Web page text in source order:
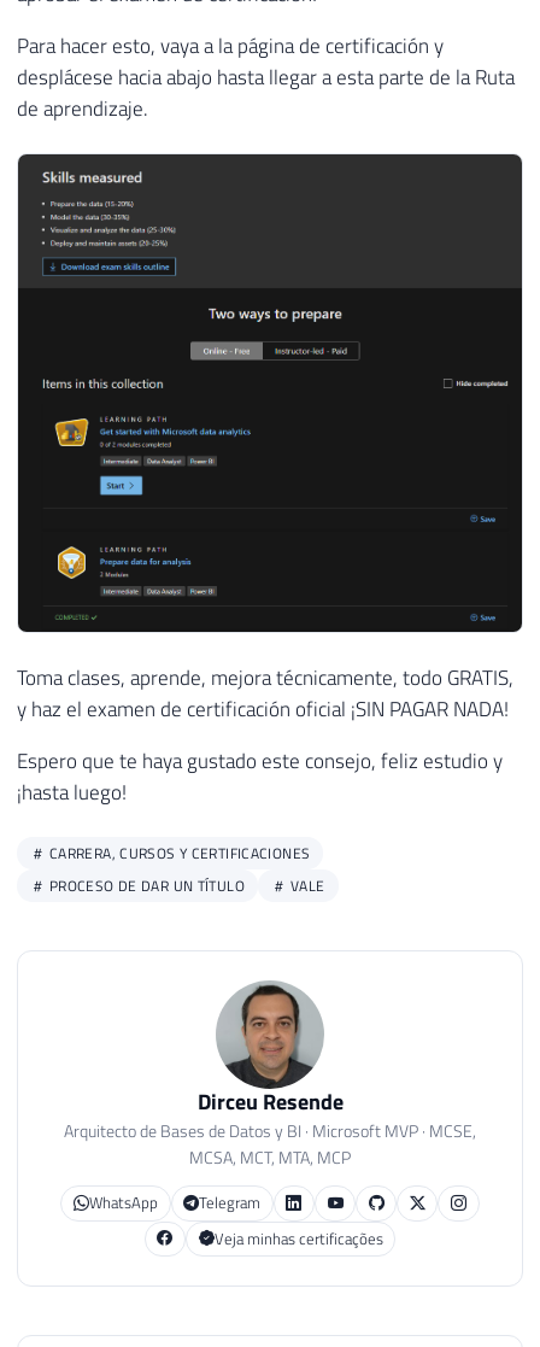
Para hacer esto, vaya a la página de certificación y
desplácese hacia abajo hasta llegar a esta parte de la Ruta
de aprendizaje.
Toma clases, aprende, mejora técnicamente, todo GRATIS,
y haz el examen de certificación oficial ¡SIN PAGAR NADA!
Espero que te haya gustado este consejo, feliz estudio y
¡hasta luego!
CARRERA, CURSOS Y CERTIFICACIONES
PROCESO DE DAR UN TÍTULO
VALE
Dirceu Resende
Arquitecto de Bases de Datos y BI · Microsoft MVP · MCSE,
MCSA, MCT, MTA, MCP
WhatsApp
Telegram
Veja minhas certificações